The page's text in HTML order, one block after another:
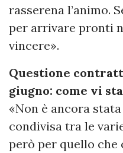
rasserena l’animo.
per arrivare pronti
vincere».
Questione
giugno: come vi
«Non è ancora
condivisa tra le
però per quello che